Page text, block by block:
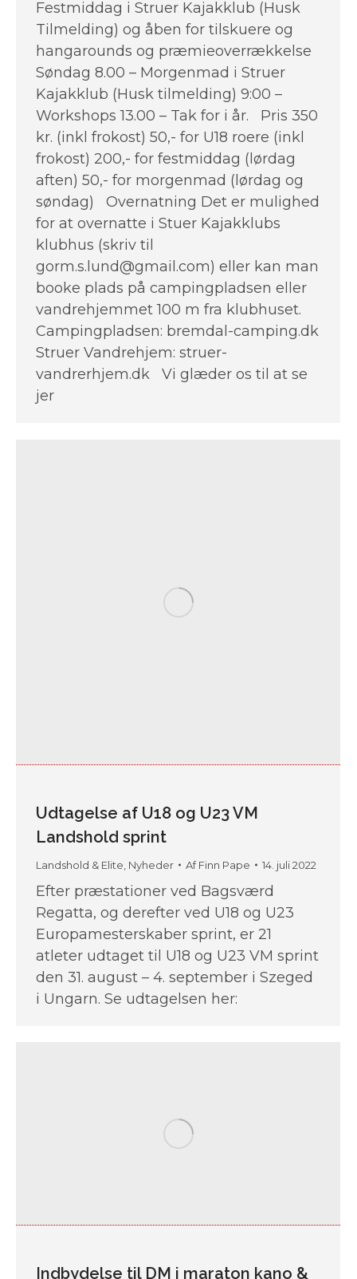
Festmiddag i Struer Kajakklub (Husk
Tilmelding) og åben for tilskuere og
hangarounds og præmieoverrækkelse
Søndag 8.00 – Morgenmad i Struer
Kajakklub (Husk tilmelding) 9:00 –
Workshops 13.00 – Tak for i år. Pris 350
kr. (inkl frokost) 50,- for U18 roere (inkl
frokost) 200,- for festmiddag (lørdag
aften) 50,- for morgenmad (lørdag og
søndag) Overnatning Det er mulighed
for at overnatte i Stuer Kajakklubs
klubhus (skriv til
gorm.s.lund@gmail.com) eller kan man
booke plads på campingpladsen eller
vandrehjemmet 100 m fra klubhuset.
Campingpladsen: bremdal-camping.dk
Struer Vandrehjem: struer-
vandrerhjem.dk Vi glæder os til at se
jer
Udtagelse af U18 og U23 VM
Landshold sprint
Landshold & Elite Nyheder AfFinn Pape 14. juli 2022
Efter præstationer ved Bagsværd
Regatta, og derefter ved U18 og U23
Europamesterskaber sprint, er 21
atleter udtaget til U18 og U23 VM sprint
den 31. august – 4. september i Szeged
i Ungarn. Se udtagelsen her:
Indbydelse til DM i maraton kano &